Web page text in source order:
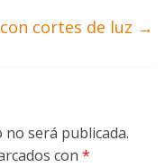
cortes de luz →
será publicada.
con*